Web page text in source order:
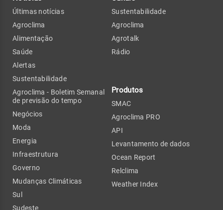
Últimas notícias
Agroclima
Alimentação
Saúde
Alertas
Sustentabilidade
Agroclima - Boletim Semanal
de previsão do tempo
Negócios
Moda
Energia
Infraestrutura
Governo
Mudanças Climáticas
Sul
Sudeste
Sustentabilidade
Agroclima
Agrotalk
Rádio
Produtos
SMAC
Agroclima PRO
API
Levantamento de dados
Ocean Report
Relclima
Weather Index